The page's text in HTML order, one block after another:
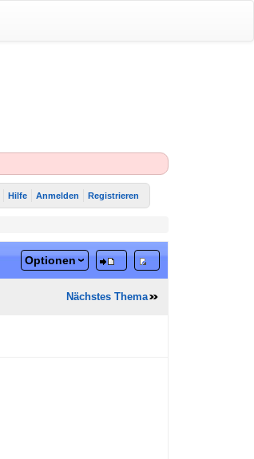
Hilfe Anmelden Registrieren
Optionen
Nächstes Thema